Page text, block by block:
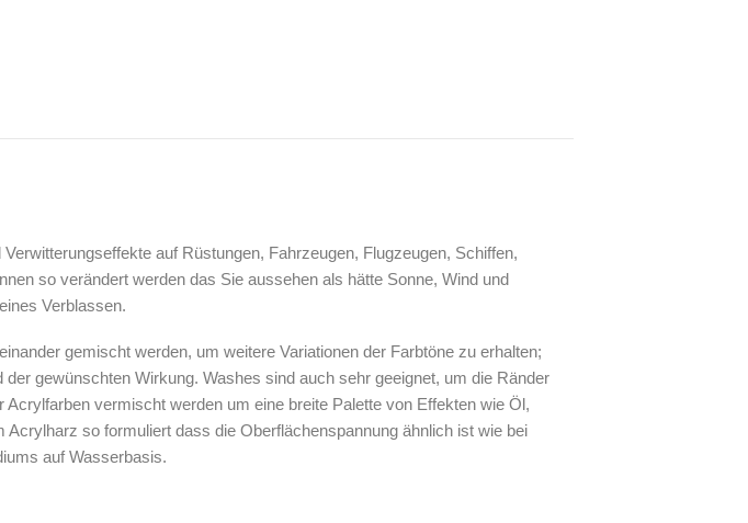
auf Rüstungen, Fahrzeugen, Flugzeugen, Schiffen,
so verändert werden das Sie aussehen als hätte Sonne, Wind und
Verblassen.
gemischt werden, um weitere Variationen der Farbtöne zu erhalten;
gewünschten Wirkung. Washes sind auch sehr geeignet, um die Ränder
vermischt werden um eine breite Palette von Effekten wie Öl,
so formuliert dass die Oberflächenspannung ähnlich ist wie bei
auf Wasserbasis.